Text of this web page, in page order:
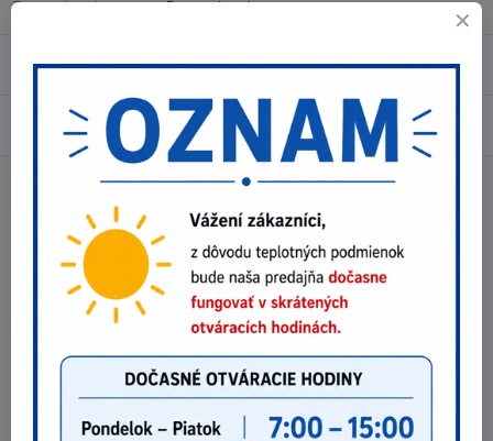
Typ zapínania: Bez zapínania
Recenzie 0
Diskusia
Facebook
Predchádzajúci produkt Nasledujúci produkt
Najpredávanejšie produkty v tejto
kategórii
Bezpečnostná obuv VM REYKJAVIK S3